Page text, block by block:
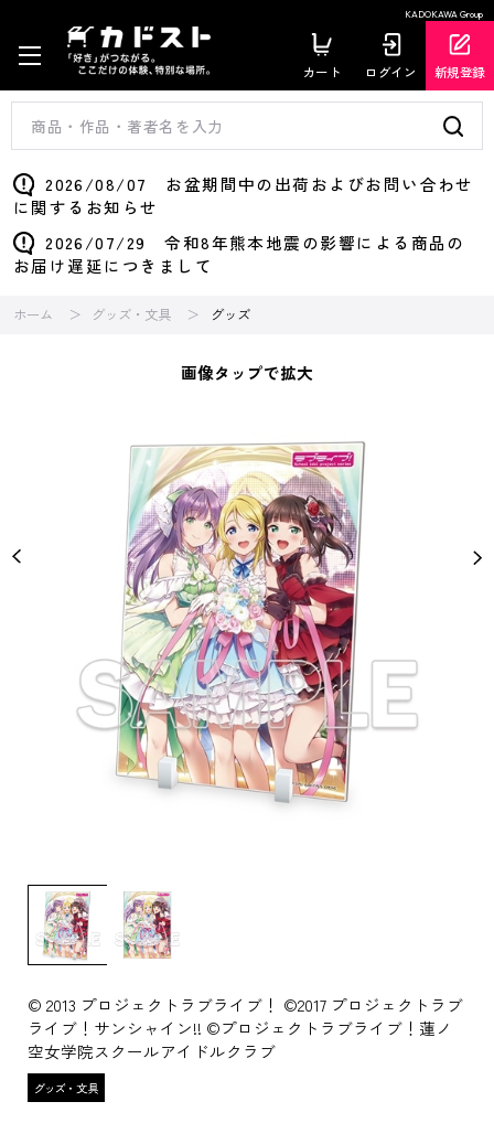
KADOKAWA Group
カート ログイン 新規登録
2026/08/07 お盆期間中の出荷およびお問い合わせ
に関するお知らせ
2026/07/29 令和8年熊本地震の影響による商品の
お届け遅延につきまして
ホーム グッズ・文具 グッズ
画像タップで拡大
© 2013 プロジェクトラブライブ！ ©2017 プロジェクトラブ
ライブ！サンシャイン!! ©プロジェクトラブライブ！蓮ノ
空女学院スクールアイドルクラブ